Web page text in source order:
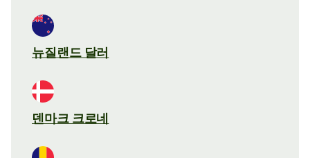
뉴질랜드 달러
덴마크 크로네